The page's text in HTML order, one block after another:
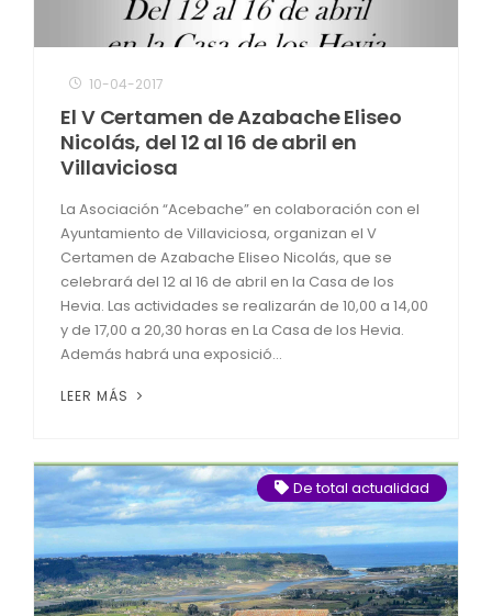
10-04-2017
El V Certamen de Azabache Eliseo
Nicolás, del 12 al 16 de abril en
Villaviciosa
La Asociación “Acebache” en colaboración con el
Ayuntamiento de Villaviciosa, organizan el V
Certamen de Azabache Eliseo Nicolás, que se
celebrará del 12 al 16 de abril en la Casa de los
Hevia. Las actividades se realizarán de 10,00 a 14,00
y de 17,00 a 20,30 horas en La Casa de los Hevia.
Además habrá una exposició...
LEER MÁS
De total actualidad